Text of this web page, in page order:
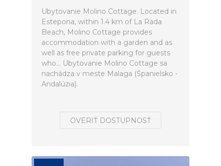
Ubytovanie Molino Cottage. Located in
Estepona, within 1.4 km of La Rada
Beach, Molino Cottage provides
accommodation with a garden and as
well as free private parking for guests
who... Ubytovanie Molino Cottage sa
nachádza v meste Malaga (Španielsko -
Andalúzia).
OVERIŤ DOSTUPNOSŤ